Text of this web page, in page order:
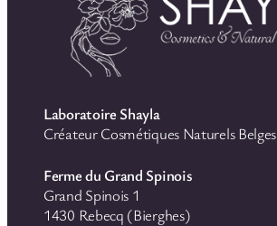
Laboratoire Shayla
Créateur Cosmétiques Naturels Belges
Ferme du Grand Spinois
Grand Spinois 1
1430 Rebecq (Bierghes)